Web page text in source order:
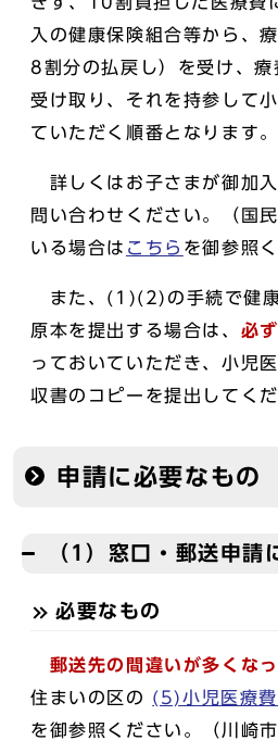
入の健康保険組合等から、
8割分の払戻し）を受け、療
受け取り、それを持参して
ていただく順番となります。
詳しくはお子さまが御加
問い合わせください。（国
いる場合は こちら を御参照
また、(1)(2)の手続で健康
原本を提出する場合は、 必
っておいていただき、小児
収書のコピーを提出してくだ
申請に必要なもの
（1）窓口・郵送申請
必要なもの
郵送先の間違いが多くな
住まいの区の (5)小児医療費
を御参照ください。（川崎